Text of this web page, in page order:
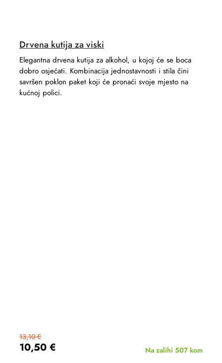
Drvena kutija za viski
10,50 €
13,10 €
Na zalihi 507 kom
Elegantna drvena kutija za alkohol, u kojoj će se boca
dobro osjećati. Kombinacija jednostavnosti i stila čini
savršen poklon paket koji će pronaći svoje mjesto na
kućnoj polici.